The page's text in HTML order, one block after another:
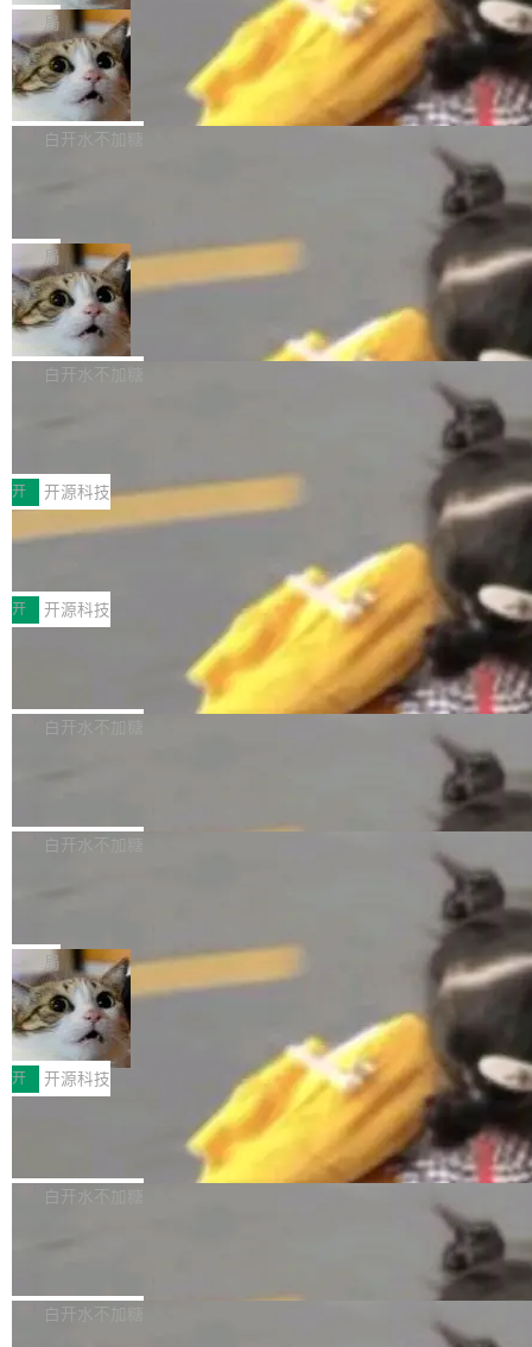
提升： 原生支持4K图像生成； 更精细的局部纹
理、细节与真实世界质感； 更准确的中英文文字
生成与复杂版式组织； 更稳定的图...
是 Ubuntu 专有的，不会用在其他发行版上。」
所以 deb 版本的受众实际上为零。既然只有 Ub
untu 用户在用，那用 snap 打包就没什么可纠结
的。 从 deb 到 snap 的迁移路径 hwctl 是 rust-
hwlib 硬件 API 库的一部分，命令行工具负责查
隔了几天。 Lilian Weng 上周刚宣布因健康原因
离开 Thinking Machines Lab，说自己作为联合
创始人的角色「太累了」。几天后，The Inform
ation 就曝出她将重回 OpenAI，负责递归自我
改进方向的研究。她是 Thinking Machines 过
一在人才争夺战中失血的公司。六月，Google
连失两员大将：Noam Shazeer 去了 Op...
局
FFmpeg 9.0 发布
FFmpeg 9.0 现已发布，包含多项改进。官方更
新日志列出的 9.0 版本主要更新内容如下： 扩
er HE-AAC 960 解码 (DAB+) transpose_cuda
filter 添加 AMF Frame Rate Converter (vf_frc
_amf) filter SMPTE 2094-50 元数据支持和直
通 ProRes RAW VideoToolbox 硬件加速器 AP
V ...
白开水不加糖
Code 在 X 上发帖：「DeepSeek Flash did 8T
tokens on August 1st. 5T of free usage + 3T
on OpenCode Go.」79.8 万次浏览，连带着 #
DeepSeek一天消耗了8万亿# 上了微博热搜——
注意这是 OpenCode 一家的消耗。 OpenCode
不完。」5T 来自免费额度，3T 来自 Go...
局
NetBSD 11.0 正式发布
NetBSD 11.0 现已正式发布，这是 NetBSD 操
作系统的第十八个主要版本。 自 NetBSD 10.1
ve JH71XX 的设备，例如 VisionFive 2、PINE
64 STAR64，以及 QEMU。 增强了对 POSIX.1
-2024 和 C23 编程接口标准的兼容性。 compat
_linux(8) 增强了对 Linux 系统调用的支持，包
括 epoll（围绕 kqueue 实现）、POSIX 消息队
列、...
白开水不加糖
案
享会在上海举办。鸿蒙生态的全场景智慧营销平
台鲸鸿动能协同华为游戏中心，面向游戏行业开
发者及生态伙伴，系统呈现了平台在游戏领域的
完整能力版图——从IAP高价值用户的全周期经
营、到IAA游戏的“买变一体”正循环、再到联运与
广告协同的全链路经营闭环，以及面向全球市场
的出海增长布局。 华为终端云业务商业化销售负
责人在开场致辞中表示，游戏开发者的核心诉求
已不再是“多一个投放渠道”，而是一套能够持续
高质量游戏...
开 开源科技
技嘉X3D系列再添新成员 B850 AORU
面向AMD Ryzen X3D处理器玩家，技嘉X3D系
列主板阵容迎来新成员——B850 AORUS ELITE
X3D。作为面向主流高性能平台打造的全新主板
产品，B850 AORUS ELITE X3D延续技嘉在X3
D平台优化上的技术积累，旨在为游戏玩家带来
更稳定、更高效的装机选择。 B850 AORUS ELI
式2.0，可根据不同使用场景释放处理器潜力，
开 开源科技
Zadig v5.0 发布：AI 发布专员与 AI 审
我们团队这几天最大的卡点不是 AI 写得不够
好，是 AI 写得太好了。 好到审查排期从两天的
过 1528 名开发者，85% 说 AI 把瓶颈从写代码
白开水不加糖
数据库，有一个图形后端。作为一个原生的 Gra
布，具体更新内容包括： feat(zero)：Zero 现
支持 --security superflag（token=...;whitelist
=...），与 Alpha 版本的格式一致，并据此对其
管理 HTTP 端点进行授权。 <blockquote> <p>
<span><strong>警告：</strong>&nbsp;Zero
的 admin ...
白开水不加糖
块钱的玩意儿——一根小竹签，一个竹筒，一头
系着涂了松香的线。甩起来，竹膜震动，发出“哇
——哇”的蝉鸣声。实物越来越难找了，有开发者
把它做成了 Web 玩具，放在 zhuzhiliao.imsai.c
c 上，并在 GitHub 开源。 玩法很简单：按住屏
幕画圈，或者直接甩手机。页面会实时显示转速
（圈/秒），声音来自真实竹知了录音的 1.72 秒
采样，无缝循环。音频解码失败时，还有一套合
成兜底——锯齿波振荡器模拟脉冲，并联带通共
局
30倍效率升级：解锁医学影像数据要素
价值化的真实路径
完成一例腹部CT影像标注，张医生过去需要约1
20个小时。他必须在数百张连续影像上，一笔一
笔勾画边界，一层一层识别肌肉组织。如今，使
用东软飞标医学影像标注平台，同样的工作缩短
至4小时，效率提升30倍。 这组数字背后，改变
的不只是速度，而是把医学影像转化为AI能力的
正，才能成为机器能理解的高质量数据。医学影
开 开源科技
Apache Dubbo-go v3.3.2 正式发布
这个版本面向生产环境，重心在内核稳定性。我
们彻底收敛了旧配置体系，扩展了 Triple 协议与
白开水不加糖
理工具。它可以查看，转换，编辑和分类所有主
白开水不加糖